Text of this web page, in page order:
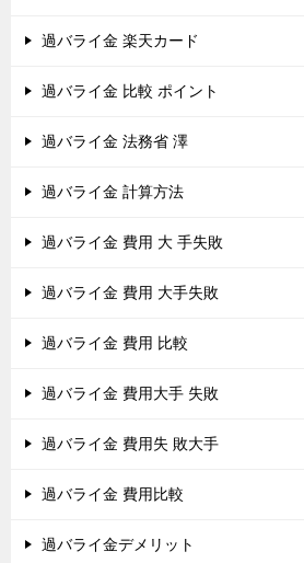
過バライ金 楽天カード
過バライ金 比較 ポイント
過バライ金 法務省 澤
過バライ金 計算方法
過バライ金 費用 大 手失敗
過バライ金 費用 大手失敗
過バライ金 費用 比較
過バライ金 費用大手 失敗
過バライ金 費用失 敗大手
過バライ金 費用比較
過バライ金デメリット